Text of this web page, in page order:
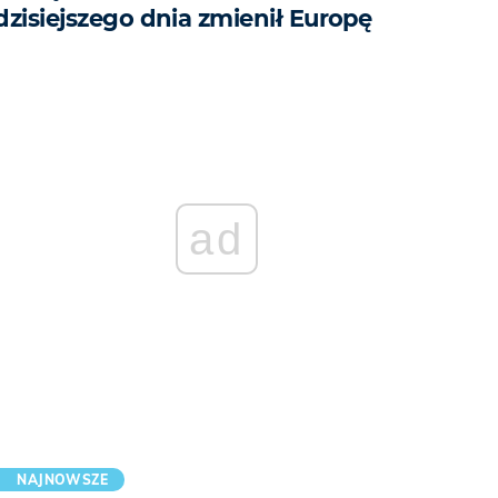
dnia zmienił Europę
ad
NAJNOWSZE